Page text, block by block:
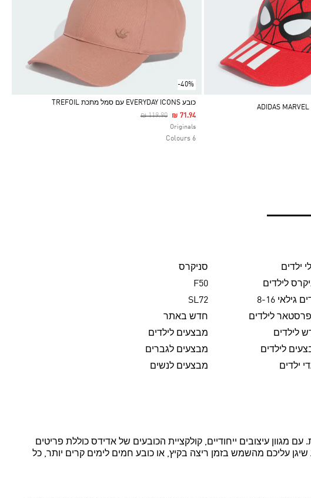
-40%
Selected
כובע EVERYDAY ICONS עם סמל מתכת TREFOIL
Price Reduced From
₪ 119.90To₪ 71.94
Originals
6 Colours
ילדים
סניקרס
לילדים
F50
גילאי 8-16
SL72
לילדים
חדש באתר
לילדים
מבצעים לילדים
לילדים
מבצעים לגברים
ילדים מבצעים לנשים
מגוון עיצובים ייחודיים, קולקציית הכובעים של אדידס כוללת פריטים
עליכם מהשמש בזמן ריצה בקיץ, או כובע חמים לימים קרים יותר, כל